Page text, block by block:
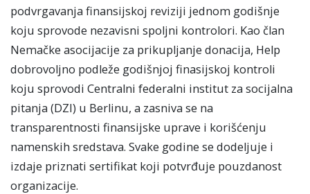
podvrgavanja finansijskoj reviziji jednom godišnje
koju sprovode nezavisni spoljni kontrolori. Kao član
Nemačke asocijacije za prikupljanje donacija, Help
dobrovoljno podleže godišnjoj finasijskoj kontroli
koju sprovodi Centralni federalni institut za socijalna
pitanja (DZI) u Berlinu, a zasniva se na
transparentnosti finansijske uprave i korišćenju
namenskih sredstava. Svake godine se dodeljuje i
izdaje priznati sertifikat koji potvrđuje pouzdanost
organizacije.